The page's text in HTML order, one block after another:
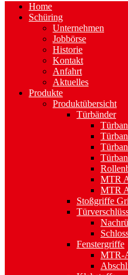
Home
Schüring
Unternehmen
Jobbörse
Historie
Kontakt
Anfahrt
Aktuelles
Produkte
Produktübersicht
Türbänder
MTR
MTR
Stoßgriffe
Fenstergriffe
MTR-